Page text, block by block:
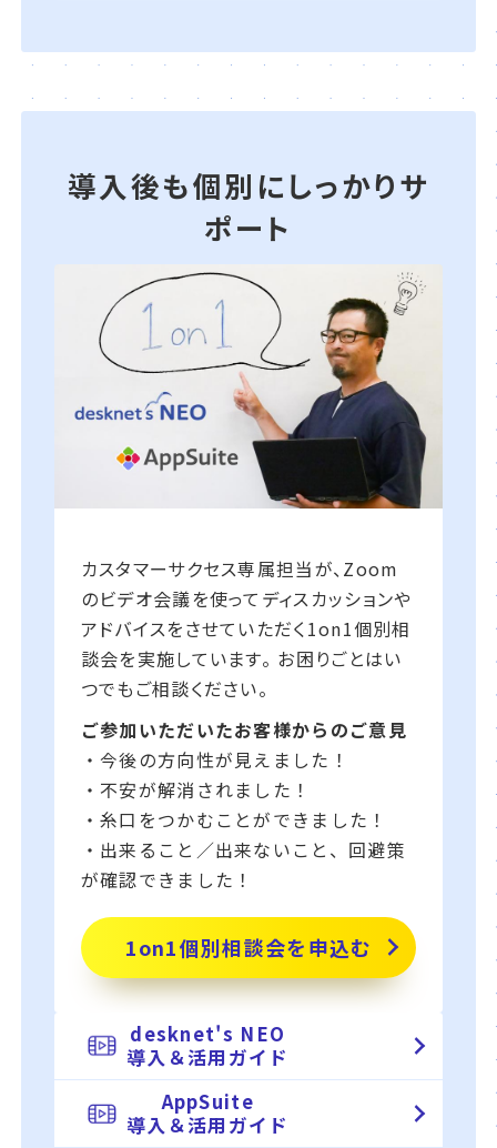
導入後も個別にしっかりサ
ポート
カスタマーサクセス専属担当が、Zoom
のビデオ会議を使ってディスカッションや
アドバイスをさせていただく1on1個別相
談会を実施しています。 お困りごとはい
つでもご相談ください。
ご参加いただいたお客様からのご意見
・今後の方向性が見えました！
・不安が解消されました！
・糸口をつかむことができました！
・出来ること／出来ないこと、回避策
が確認できました！
1on1個別相談会を申込む
desknet's NEO
導入＆活用ガイド
AppSuite
導入＆活用ガイド